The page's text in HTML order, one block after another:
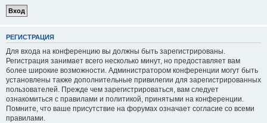
РЕГИСТРАЦИЯ
Для входа на конференцию вы должны быть зарегистрированы.
Регистрация занимает всего несколько минут, но предоставляет вам
более широкие возможности. Администратором конференции могут быть
установлены также дополнительные привилегии для зарегистрированных
пользователей. Прежде чем зарегистрироваться, вам следует
ознакомиться с правилами и политикой, принятыми на конференции.
Помните, что ваше присутствие на форумах означает согласие со всеми
правилами.